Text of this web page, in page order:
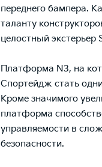
переднего бампера.
таланту
целостный экстерьер
Платформа N3, на
Спортейдж стать
Кроме значимого
платформа
управляемости в
безопасности.